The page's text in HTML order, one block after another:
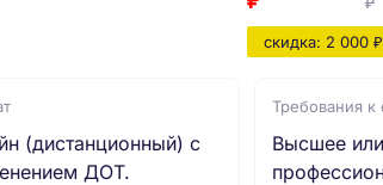
скидка: 2 000 ₽
(дистанционный) с
ДОТ.
Требования к
Высшее